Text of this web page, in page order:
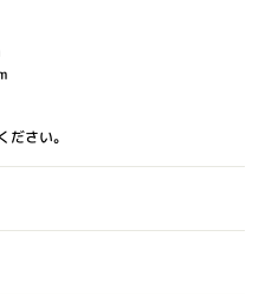
ださい。